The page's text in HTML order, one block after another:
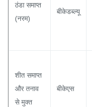
ठंडा समाप्त
(नरम)
बीकेडब्ल्यू
शीत समाप्त
और तनाव
से मुक्त
बीकेएस